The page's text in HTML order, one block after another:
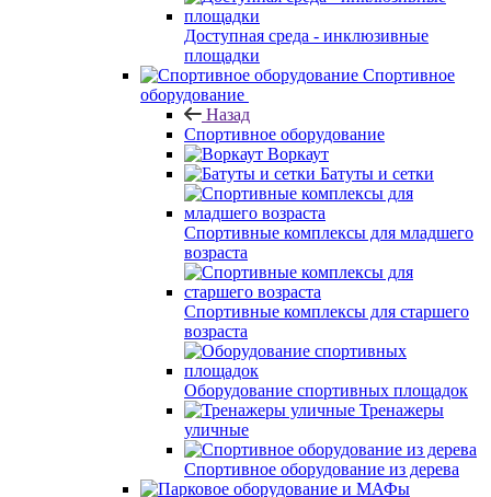
Доступная среда - инклюзивные
площадки
Спортивное
оборудование
Назад
Спортивное оборудование
Воркаут
Батуты и сетки
Спортивные комплексы для младшего
возраста
Спортивные комплексы для старшего
возраста
Оборудование спортивных площадок
Тренажеры
уличные
Спортивное оборудование из дерева